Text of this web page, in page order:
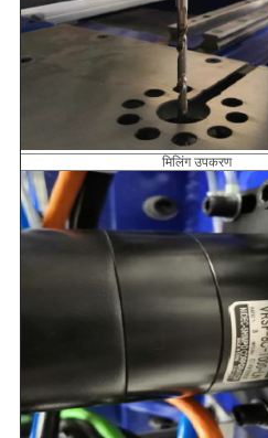
मिलिंग उपकरण